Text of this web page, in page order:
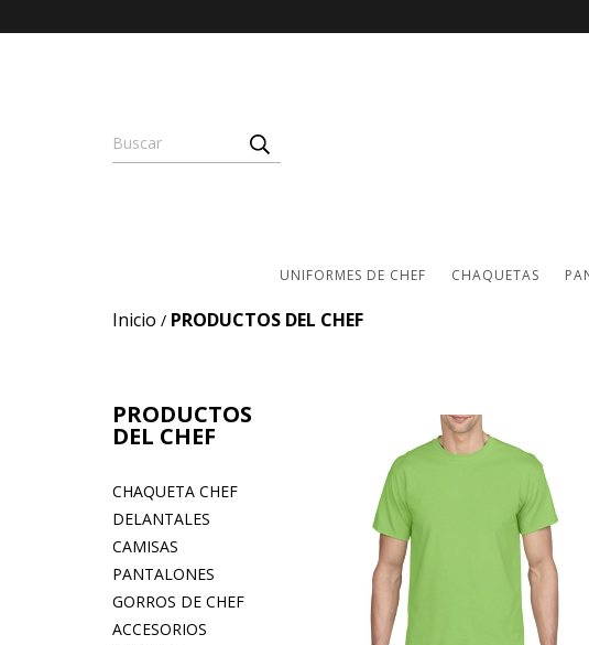
UNIFORMES DE CHEF CHAQUETAS
Inicio / PRODUCTOS DEL CHEF
PRODUCTOS
DEL CHEF
CHAQUETA CHEF
DELANTALES
CAMISAS
PANTALONES
GORROS DE CHEF
ACCESORIOS